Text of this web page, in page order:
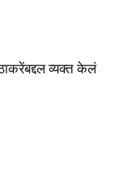
व्यक्त केलं